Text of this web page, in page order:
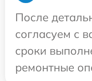
После
согласуем с
сроки
ремонтные